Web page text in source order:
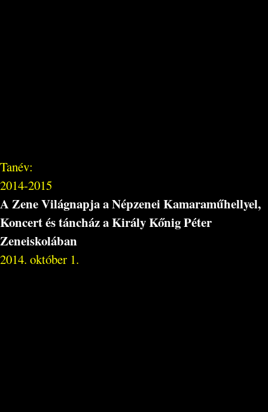
Tanév:
2014-2015
A Zene Világnapja a Népzenei Kamaraműhellyel,
Koncert és táncház a Király Kőnig Péter
Zeneiskolában
2014. október 1.